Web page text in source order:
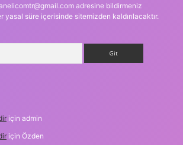
adresine bildirmeniz
yasal süre içerisinde sitemizden kaldırılacaktır.
için admin
için Özden